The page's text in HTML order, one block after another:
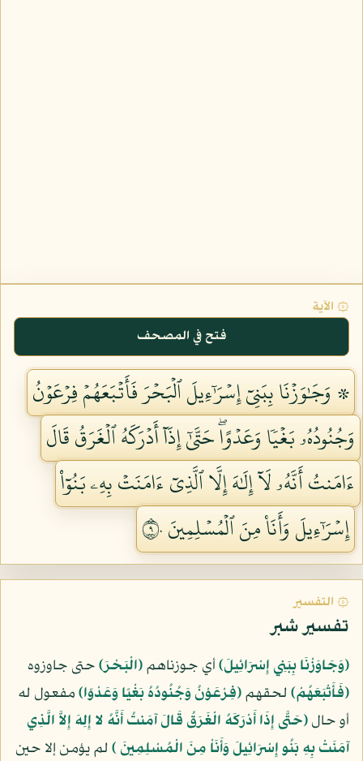
۞ الآية
فتح في المصحف
۞ وَجَٰوَزۡنَا بِبَنِيٓ إِسۡرَٰٓءِيلَ ٱلۡبَحۡرَ فَأَتۡبَعَهُمۡ فِرۡعَوۡنُ
وَجُنُودُهُۥ بَغۡيٗا وَعَدۡوًاۖ حَتَّىٰٓ إِذَآ أَدۡرَكَهُ ٱلۡغَرَقُ قَالَ
ءَامَنتُ أَنَّهُۥ لَآ إِلَٰهَ إِلَّا ٱلَّذِيٓ ءَامَنَتۡ بِهِۦ بَنُوٓاْ
إِسۡرَٰٓءِيلَ وَأَنَا۠ مِنَ ٱلۡمُسۡلِمِينَ ٩٠
۞ التفسير
تفسير شبر
﴿وَجَاوَزْنَا بِبَنِي إِسْرَائِيلَ﴾أي جوزناهم﴿الْبَحْرَ﴾حتى جاوزوه
﴿فَأَتْبَعَهُمْ﴾لحقهم﴿فِرْعَوْنُ وَجُنُودُهُ بَغْيًا وَعَدْوًا﴾مفعول له
أو حال﴿حَتَّى إِذَا أَدْرَكَهُ الْغَرَقُ قَالَ آمَنتُ أَنَّهُ لا إِلِهَ إِلاَّ الَّذِي
آمَنَتْ بِهِ بَنُو إِسْرَائِيلَ وَأَنَاْ مِنَ الْمُسْلِمِينَ ﴾لم يؤمن إلا حين